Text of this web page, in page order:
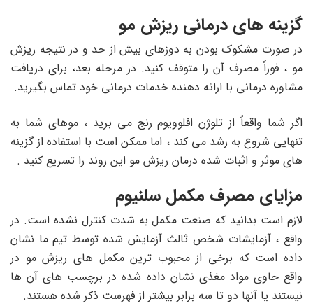
گزینه های درمانی ریزش مو
در صورت مشکوک بودن به دوزهای بیش از حد و در نتیجه ریزش
مو ، فوراً مصرف آن را متوقف کنید. در مرحله بعد، برای دریافت
مشاوره درمانی با ارائه دهنده خدمات درمانی خود تماس بگیرید.
اگر شما واقعاً از تلوژن افلوویوم رنج می برید ، موهای شما به
تنهایی شروع به رشد می کند ، اما ممکن است با استفاده از گزینه
های موثر و اثبات شده درمان ریزش مو این روند را تسریع کنید .
مزایای مصرف مکمل سلنیوم
لازم است بدانید که صنعت مکمل به شدت کنترل نشده است. در
واقع ، آزمایشات شخص ثالث آزمایش شده توسط تیم ما نشان
داده است که برخی از محبوب ترین مکمل های ریزش مو در
واقع حاوی مواد مغذی نشان داده شده در برچسب های آن ها
نیستند یا آنها دو تا سه برابر بیشتر از فهرست ذکر شده هستند.